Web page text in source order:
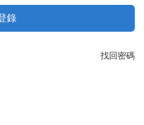
錄
找回密碼